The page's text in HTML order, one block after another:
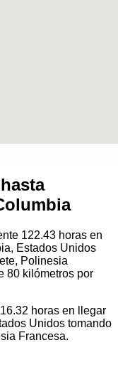
hasta
122.43 horas en
Estados Unidos
Polinesia
80 kilómetros por
16.32 horas en llegar
Unidos tomando
Francesa.